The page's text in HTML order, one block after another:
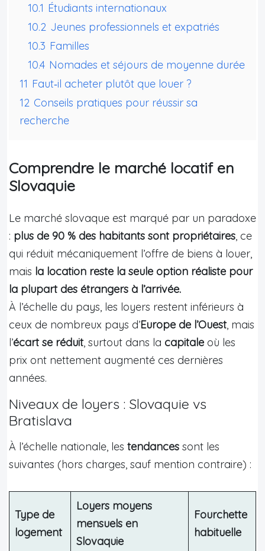
10.1 Étudiants internationaux
10.2 Jeunes professionnels et expatriés
10.3 Familles
10.4 Nomades et séjours de moyenne durée
11 Faut‑il acheter plutôt que louer ?
12 Conseils pratiques pour réussir sa
recherche
Comprendre le marché locatif en
Slovaquie
Le marché slovaque est marqué par un paradoxe
: plus de 90 % des habitants sont propriétaires, ce
qui réduit mécaniquement l’offre de biens à louer,
mais la location reste la seule option réaliste pour
la plupart des étrangers à l’arrivée.
À l’échelle du pays, les loyers restent inférieurs à
ceux de nombreux pays d’Europe de l’Ouest, mais
l’écart se réduit, surtout dans la capitale où les
prix ont nettement augmenté ces dernières
années.
Niveaux de loyers : Slovaquie vs
Bratislava
À l’échelle nationale, les tendances sont les
suivantes (hors charges, sauf mention contraire) :
Type de
logement
Loyers moyens
mensuels en
Slovaquie
Fourchette
habituelle